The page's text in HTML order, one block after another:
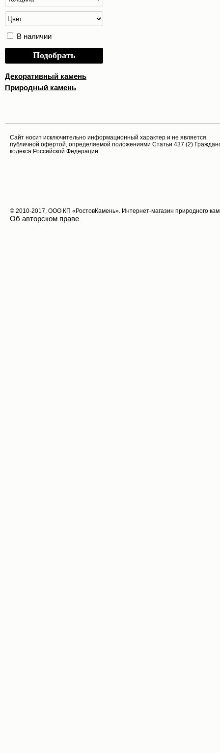
В наличии
Подобрать
Декоративный камень
Природный камень
Cайт носит исключительно информационный характер и не является
публичной офертой, определяемой положениями Статьи 437 (2)
кодекса Российской Федерации.
© 2010-2017, ООО КП «РостовКамень». Интернет-магазин природного
Об авторском праве